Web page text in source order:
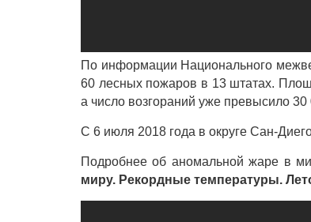
По информации Национального
60 лесных пожаров в 13 штатах.
а число возгораний уже превысило 30
С 6 июля 2018 года в округе Сан-
Подробнее об аномальной жаре в
миру. Рекордные температуры.